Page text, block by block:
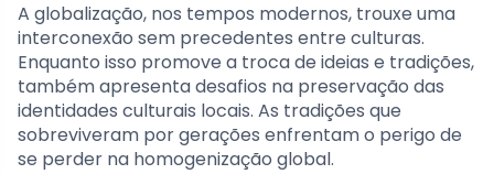
A globalização, nos tempos modernos, trouxe uma
interconexão sem precedentes entre culturas.
Enquanto isso promove a troca de ideias e tradições,
também apresenta desafios na preservação das
identidades culturais locais. As tradições que
sobreviveram por gerações enfrentam o perigo de
se perder na homogenização global.